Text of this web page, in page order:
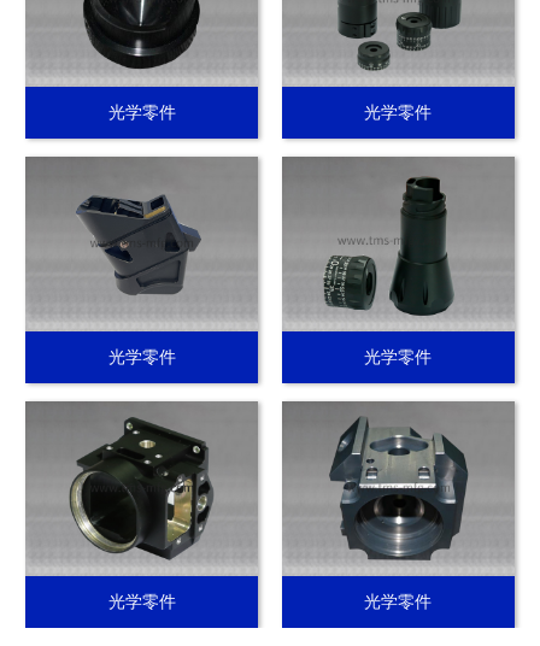
光学零件 光学零件
光学零件 光学零件
光学零件 光学零件